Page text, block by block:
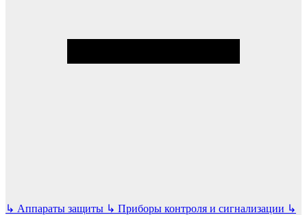
↳ Аппараты защиты ↳ Приборы контроля и сигнализации ↳